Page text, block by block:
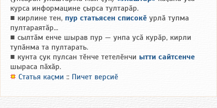
курса информацине ҫырса тултарӑр.
■ кирлине тен, пур статьясен списокӗ урлӑ тупма
пултараятӑр...
■ сылтӑм енче шырав пур — унпа усӑ курӑр, кирли
тупӑнма та пултарать.
■ кунта ҫук пулсан тӗнче тетелӗнчи ытти сайтсенче
шыраса пӑхӑр.
Статья каҫми :: Пичет версиӗ